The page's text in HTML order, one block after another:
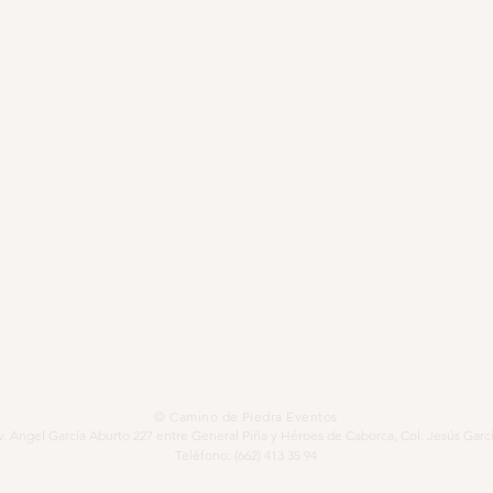
© Camino de Piedra Eventos
Angel García Aburto 227 entre General Piña y Héroes de Caborca, Col. Jesús
Teléfono: (662) 413 35 94